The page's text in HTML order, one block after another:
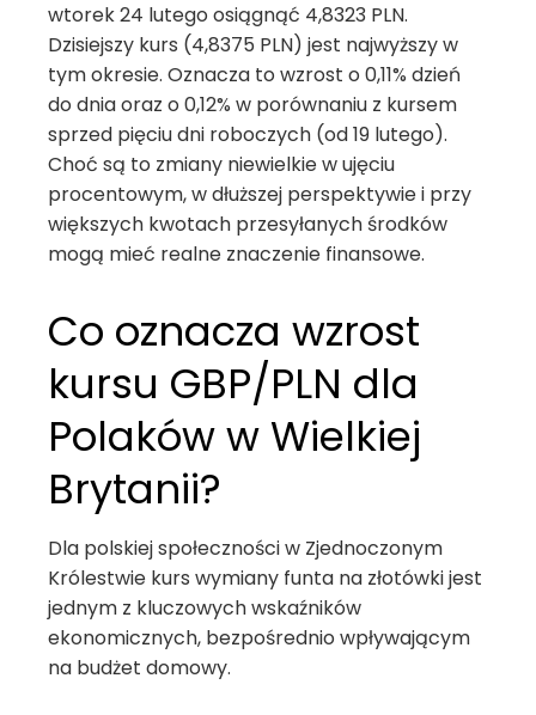
wtorek 24 lutego osiągnąć 4,8323 PLN.
Dzisiejszy kurs (4,8375 PLN) jest najwyższy w
tym okresie. Oznacza to wzrost o 0,11% dzień
do dnia oraz o 0,12% w porównaniu z kursem
sprzed pięciu dni roboczych (od 19 lutego).
Choć są to zmiany niewielkie w ujęciu
procentowym, w dłuższej perspektywie i przy
większych kwotach przesyłanych środków
mogą mieć realne znaczenie finansowe.
Co oznacza wzrost
kursu GBP/PLN dla
Polaków w Wielkiej
Brytanii?
Dla polskiej społeczności w Zjednoczonym
Królestwie kurs wymiany funta na złotówki jest
jednym z kluczowych wskaźników
ekonomicznych, bezpośrednio wpływającym
na budżet domowy.